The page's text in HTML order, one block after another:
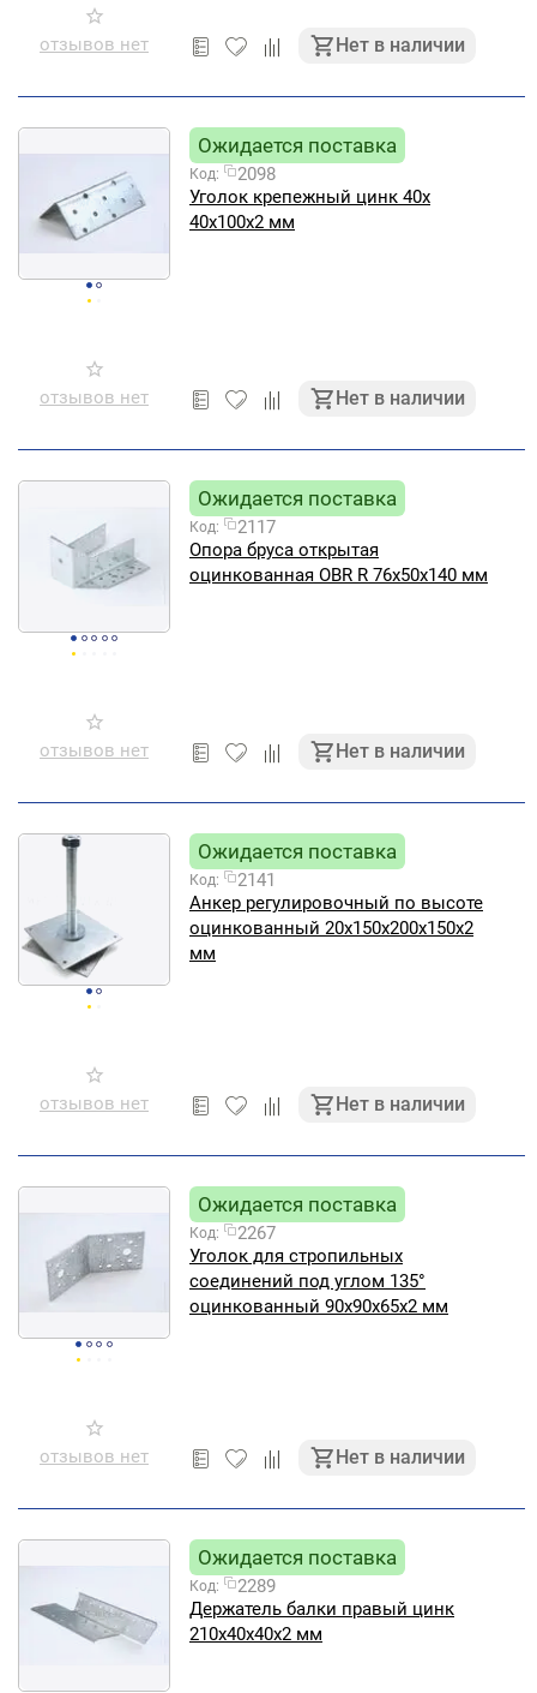
отзывов нет Нет в наличии
отзывов нет
Ожидается поставка
Код:
2098
Уголок крепежный цинк 40х
40х100х2 мм
Нет в наличии
отзывов нет
Ожидается поставка
Код:
2117
Опора бруса открытая
оцинкованная OBR R 76х50х140 мм
Нет в наличии
отзывов нет
Ожидается поставка
Код:
2141
Анкер регулировочный по высоте
оцинкованный 20х150х200х150х2
мм
Нет в наличии
отзывов нет
Ожидается поставка
Код:
2267
Уголок для стропильных
соединений под углом 135°
оцинкованный 90х90х65х2 мм
Нет в наличии
Ожидается поставка
Код:
2289
Держатель балки правый цинк
210х40х40х2 мм